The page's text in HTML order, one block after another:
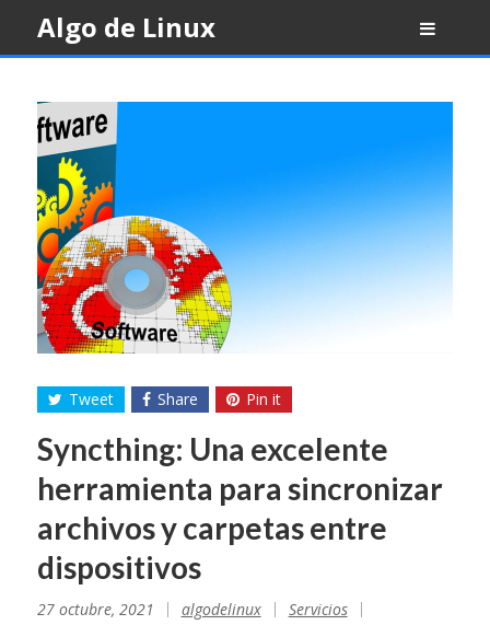
content
Algo de Linux
Tweet Share Pin it
Syncthing: Una excelente
herramienta para sincronizar
archivos y carpetas entre
dispositivos
27 octubre, 2021 algodelinux Servicios